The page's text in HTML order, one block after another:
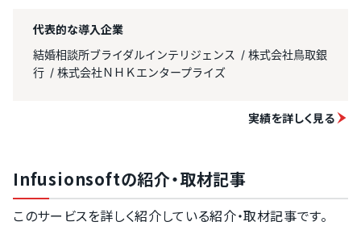
代表的な導入企業
結婚相談所ブライダルインテリジェンス
株式会社鳥取銀
行
株式会社ＮＨＫエンタープライズ
実績を詳しく見る
Infusionsoftの紹介・取材記事
このサービスを詳しく紹介している紹介・取材記事です。